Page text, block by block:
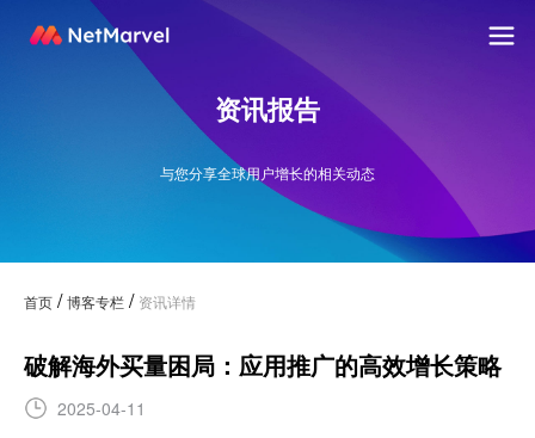
资讯报告
与您分享全球用户增长的相关动态
首页 /博客专栏 / 资讯详情
破解海外买量困局：应用推广的高效增长策略
2025-04-11